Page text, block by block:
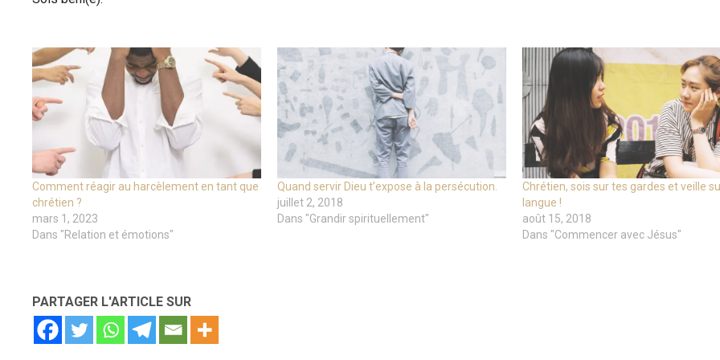
Comment réagir au harcèlement en tant que
chrétien ?
mars 1, 2023
Dans "Relation et émotions"
Quand servir Dieu t’expose à la persécution.
juillet 2, 2018
Dans "Grandir spirituellement"
Chrétien, sois sur tes gardes et veille
langue !
août 15, 2018
Dans "Commencer avec Jésus"
PARTAGER L'ARTICLE SUR